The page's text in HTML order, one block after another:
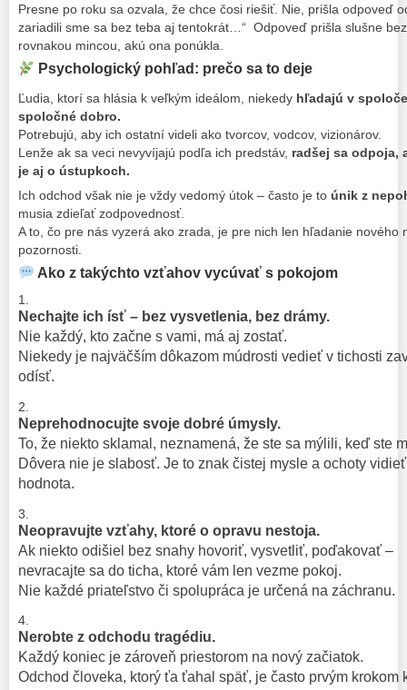
Presne po roku sa ozvala, že chce čosi riešiť. Nie, prišla odpoveď
zariadili sme sa bez teba aj tentokrát…“ Odpoveď prišla slušne
rovnakou mincou, akú ona ponúkla.
Psychologický pohľad: prečo sa to deje
Ľudia, ktorí sa hlásia k veľkým ideálom, niekedy hľadajú v
spoločné dobro.
Potrebujú, aby ich ostatní videli ako tvorcov, vodcov, vizionárov.
Lenže ak sa veci nevyvíjajú podľa ich predstáv, radšej sa odpoja,
je aj o ústupkoch.
Ich odchod však nie je vždy vedomý útok – často je to únik z
musia zdieľať zodpovednosť.
A to, čo pre nás vyzerá ako zrada, je pre nich len hľadanie nového
pozornosti.
Ako z takýchto vzťahov vycúvať s pokojom
Nechajte ich ísť – bez vysvetlenia, bez drámy.
Nie každý, kto začne s vami, má aj zostať.
Niekedy je najväčším dôkazom múdrosti vedieť v tichosti
odísť.
Neprehodnocujte svoje dobré úmysly.
To, že niekto sklamal, neznamená, že ste sa mýlili, keď ste
Dôvera nie je slabosť. Je to znak čistej mysle a ochoty
hodnota.
Neopravujte vzťahy, ktoré o opravu nestoja.
Ak niekto odišiel bez snahy hovoriť, vysvetliť, poďakovať –
nevracajte sa do ticha, ktoré vám len vezme pokoj.
Nie každé priateľstvo či spolupráca je určená na záchranu.
Nerobte z odchodu tragédiu.
Každý koniec je zároveň priestorom na nový začiatok.
Odchod človeka, ktorý ťa ťahal späť, je často prvým krokom